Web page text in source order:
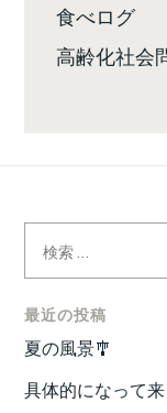
食べログ
高齢化社会
索:
最近の投稿
夏の風景🎐
具体的になって来